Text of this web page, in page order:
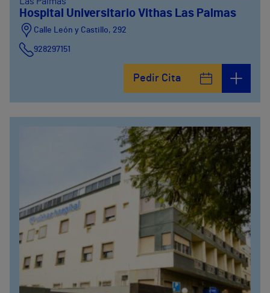
Hospital Universitario Vithas Las Palmas
Calle León y Castillo, 292
928297151
Pedir Cita